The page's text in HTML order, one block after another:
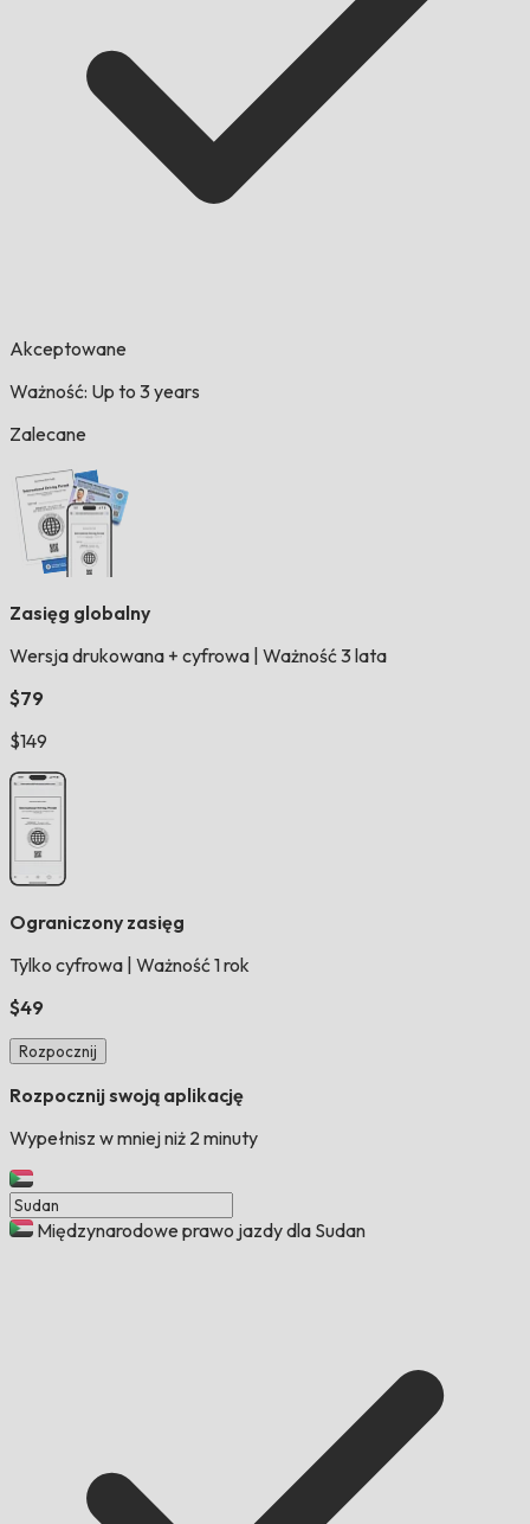
Akceptowane
Ważność: Up to 3 years
Zalecane
Zasięg globalny
Wersja drukowana + cyfrowa Ważność 3 lata
$79
$149
Ograniczony zasięg
Tylko cyfrowa Ważność 1 rok
$49
Rozpocznij
Rozpocznij swoją aplikację
Wypełnisz w mniej niż 2 minuty
Międzynarodowe prawo jazdy dla Sudan